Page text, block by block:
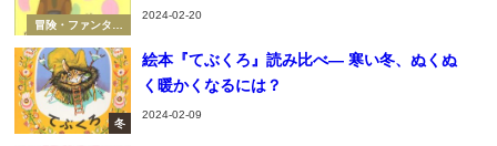
冒険・ファンタジ
2024-02-20
冬
絵本『てぶくろ』読み比べ― 寒い冬、ぬくぬ
く暖かくなるには？
2024-02-09